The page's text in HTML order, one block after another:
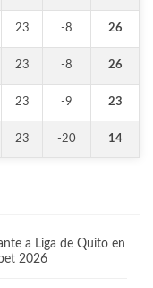
23 -8 26
23 -8 26
23 -9 23
23 -20 14
a Liga de Quito en
2026